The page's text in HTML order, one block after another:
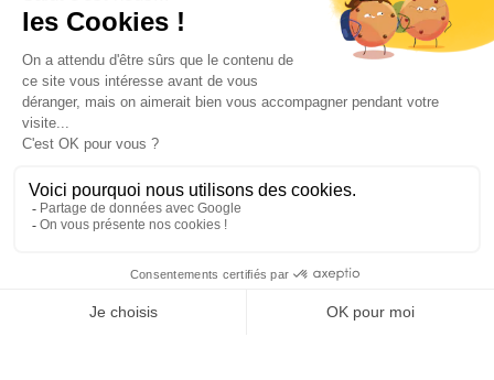
En s’appuyant sur une solution comme
Axialys, les entreprises
d’indicateurs fiables et actionnables,
d’une analyse qualitative enrichie par l’IA,
d’un pilotage en temps réel de la qualité de service,
et d’un accompagnement durable des équipes.
👉 Le Quality Monitoring devient alors unvéritable moteur
d’amélioration continue, au service d’une relation client plus
humaine, plus efficace et plus performante.